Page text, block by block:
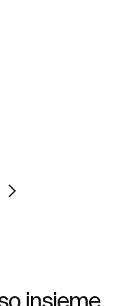
insieme